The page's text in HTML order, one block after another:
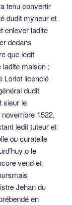
tenu convertir
dudit myneur et
enlever ladite
dedans
que ledit
maison ;
Loriot licencié
dudit
sieur le
1522,
ledit tuteur et
ou curatelle
o le
vend et
Jehan du
en